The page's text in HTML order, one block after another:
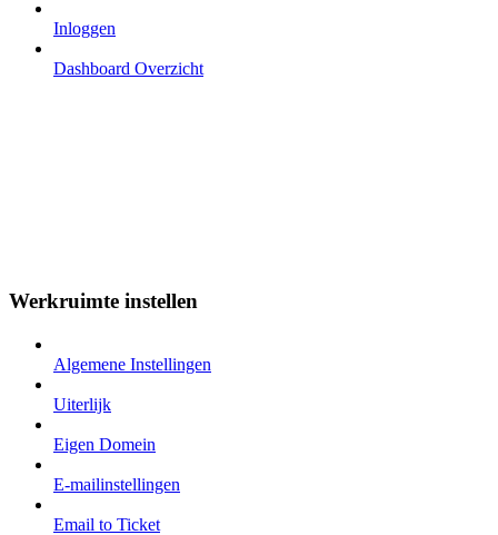
Inloggen
Dashboard Overzicht
Werkruimte instellen
Algemene Instellingen
Uiterlijk
Eigen Domein
E-mailinstellingen
Email to Ticket